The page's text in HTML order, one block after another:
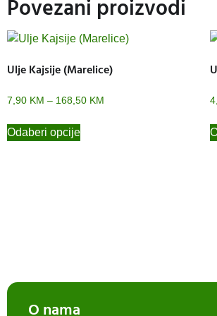
Povezani proizvodi
Ulje Kajsije (Marelice)
7,90 KM – 168,50 KM
Odaberi opcije
O nama